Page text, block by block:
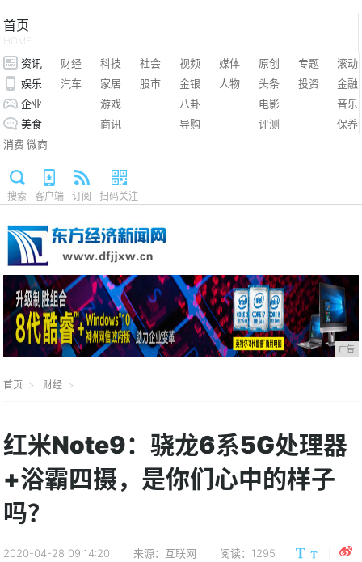
首页
HOME
资讯 财经 科技 社会 视频 媒体 原创 专题
滚动
娱乐
汽车 家居 股市 金银 人物 头条 投资
金融
企业
游戏 八卦 电影
音乐
美食
商讯 导购 评测
保养
消费 微商
搜索 客户端 订阅 扫码关注
广告
首页 财经
红米Note9：骁龙6系5G处理器
+浴霸四摄，是你们心中的样子
吗？
2020-04-28 09:14:20 来源：互联网 阅读：1295